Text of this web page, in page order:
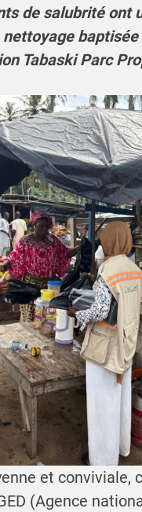
de salubrité ont
Tabaski Parc
et conviviale,
(Agence